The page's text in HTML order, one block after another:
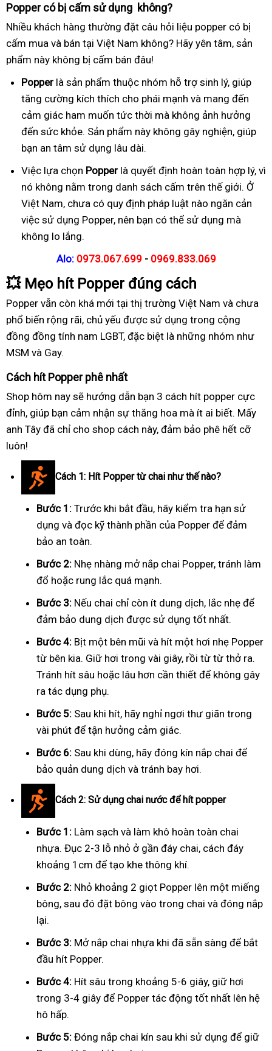
Popper có bị cấm sử dụng không?
Nhiều khách hàng thường đặt câu hỏi liệu popper có bị
cấm mua và bán tại Việt Nam không? Hãy yên tâm, sản
phẩm này không bị cấm bán đâu!
Popper là sản phẩm thuộc nhóm hỗ trợ sinh lý, giúp
tăng cường kích thích cho phái mạnh và mang đến
cảm giác ham muốn tức thời mà không ảnh hưởng
đến sức khỏe. Sản phẩm này không gây nghiện, giúp
bạn an tâm sử dụng lâu dài.
Việc lựa chọn Popper là quyết định hoàn toàn hợp lý, vì
nó không nằm trong danh sách cấm trên thế giới. Ở
Việt Nam, chưa có quy định pháp luật nào ngăn cản
việc sử dụng Popper, nên bạn có thể sử dụng mà
không lo lắng.
Alo: 0973.067.699 - 0969.833.069
💥 Mẹo hít Popper đúng cách
Popper vẫn còn khá mới tại thị trường Việt Nam và chưa
phổ biến rộng rãi, chủ yếu được sử dụng trong cộng
đồng đồng tính nam LGBT, đặc biệt là những nhóm như
MSM và Gay.
Cách hít Popper phê nhất
Shop hôm nay sẽ hướng dẫn bạn 3 cách hít popper cực
đỉnh, giúp bạn cảm nhận sự thăng hoa mà ít ai biết. Mấy
anh Tây đã chỉ cho shop cách này, đảm bảo phê hết cỡ
luôn!
Cách 1: Hít Popper từ chai như thế nào?
Bước 1: Trước khi bắt đầu, hãy kiểm tra hạn sử
dụng và đọc kỹ thành phần của Popper để đảm
bảo an toàn.
Bước 2: Nhẹ nhàng mở nắp chai Popper, tránh làm
đổ hoặc rung lắc quá mạnh.
Bước 3: Nếu chai chỉ còn ít dung dịch, lắc nhẹ để
đảm bảo dung dịch được sử dụng tốt nhất.
Bước 4: Bịt một bên mũi và hít một hơi nhẹ Popper
từ bên kia. Giữ hơi trong vài giây, rồi từ từ thở ra.
Tránh hít sâu hoặc lâu hơn cần thiết để không gây
ra tác dụng phụ.
Bước 5: Sau khi hít, hãy nghỉ ngơi thư giãn trong
vài phút để tận hưởng cảm giác.
Bước 6: Sau khi dùng, hãy đóng kín nắp chai để
bảo quản dung dịch và tránh bay hơi.
Cách 2: Sử dụng chai nước để hít popper
Bước 1: Làm sạch và làm khô hoàn toàn chai
nhựa. Đục 2-3 lỗ nhỏ ở gần đáy chai, cách đáy
khoảng 1cm để tạo khe thông khí.
Bước 2: Nhỏ khoảng 2 giọt Popper lên một miếng
bông, sau đó đặt bông vào trong chai và đóng nắp
lại.
Bước 3: Mở nắp chai nhựa khi đã sẵn sàng để bắt
đầu hít Popper.
Bước 4: Hít sâu trong khoảng 5-6 giây, giữ hơi
trong 3-4 giây để Popper tác động tốt nhất lên hệ
hô hấp.
Bước 5: Đóng nắp chai kín sau khi sử dụng để giữ